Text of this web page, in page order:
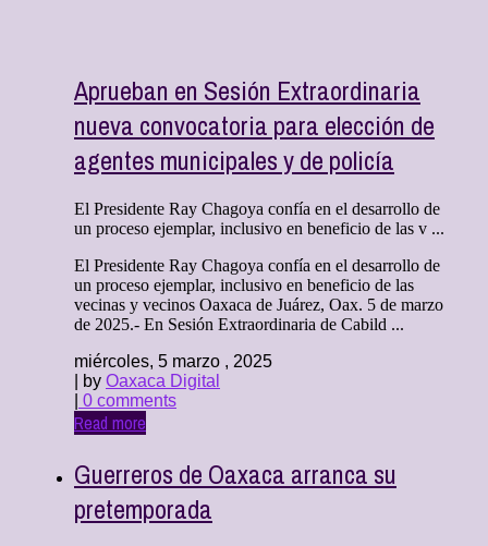
Aprueban en Sesión Extraordinaria
nueva convocatoria para elección de
agentes municipales y de policía
El Presidente Ray Chagoya confía en el desarrollo de
un proceso ejemplar, inclusivo en beneficio de las v ...
El Presidente Ray Chagoya confía en el desarrollo de
un proceso ejemplar, inclusivo en beneficio de las
vecinas y vecinos Oaxaca de Juárez, Oax. 5 de marzo
de 2025.- En Sesión Extraordinaria de Cabild ...
miércoles, 5 marzo , 2025
| by Oaxaca Digital
0 comments
Read more
Guerreros de Oaxaca arranca su
pretemporada